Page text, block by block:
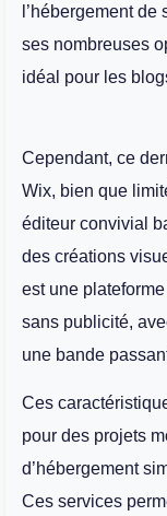
l’hébergement
ses nombreuses
idéal pour les
Cependant, ce
Wix, bien que
éditeur convivial
des créations
est une
sans publicité,
une bande
Ces
pour des projets
d’hébergement
Ces services